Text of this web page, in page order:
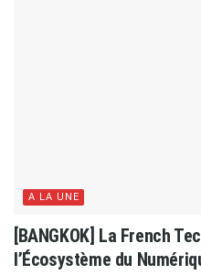
A LA UNE
[BANGKOK] La French
l’Écosystème du